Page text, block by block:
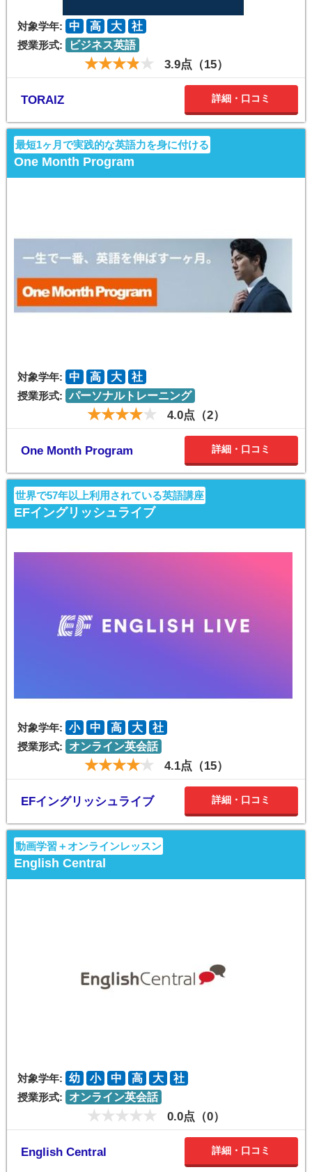
対象学年: 中 高 大
社
授業形式:
ビジネス英語
3.9点（15）
TORAIZ 詳細・口コミ
最短1ヶ月で実践的な英語力を身に付ける
One Month Program
対象学年: 中 高 大
社
授業形式: パーソナルトレーニング
4.0点（2）
One Month Program 詳細・口コミ
世界で57年以上利用されている英語講座
EFイングリッシュライブ
対象学年: 小 中 高 大
社
授業形式:
オンライン英会話
4.1点（15）
EFイングリッシュライブ 詳細・口コミ
動画学習＋オンラインレッスン
English Central
対象学年: 幼 小 中 高 大
社
授業形式:
オンライン英会話
0.0点（0）
English Central 詳細・口コミ